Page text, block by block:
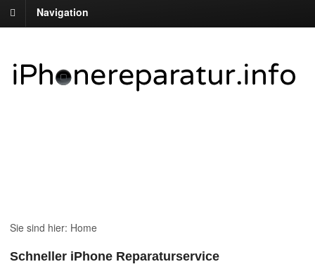
Navigation
Sie sind hier: Home
Schneller iPhone Reparaturservice